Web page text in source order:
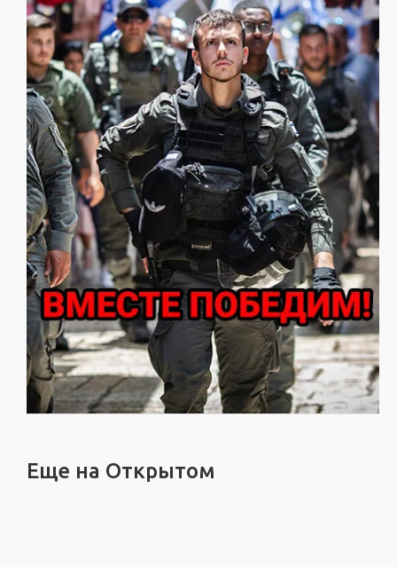
Еще на Открытом